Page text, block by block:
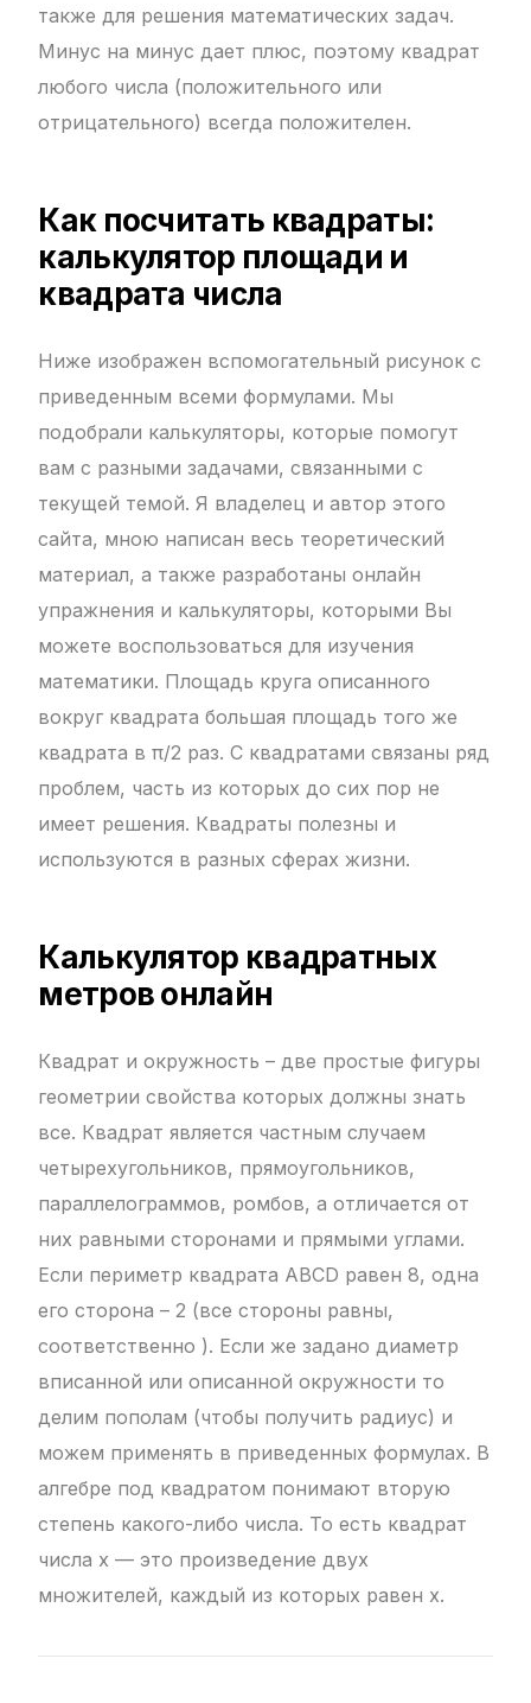
также для решения математических задач.
Минус на минус дает плюс, поэтому квадрат
любого числа (положительного или
отрицательного) всегда положителен.
Как посчитать квадраты:
калькулятор площади и
квадрата числа
Ниже изображен вспомогательный рисунок с
приведенным всеми формулами. Мы
подобрали калькуляторы, которые помогут
вам с разными задачами, связанными с
текущей темой. Я владелец и автор этого
сайта, мною написан весь теоретический
материал, а также разработаны онлайн
упражнения и калькуляторы, которыми Вы
можете воспользоваться для изучения
математики. Площадь круга описанного
вокруг квадрата большая площадь того же
квадрата в π/2 раз. С квадратами связаны ряд
проблем, часть из которых до сих пор не
имеет решения. Квадраты полезны и
используются в разных сферах жизни.
Калькулятор квадратных
метров онлайн
Квадрат и окружность – две простые фигуры
геометрии свойства которых должны знать
все. Квадрат является частным случаем
четырехугольников, прямоугольников,
параллелограммов, ромбов, а отличается от
них равными сторонами и прямыми углами.
Если периметр квадрата ABCD равен 8, одна
его сторона – 2 (все стороны равны,
соответственно ). Если же задано диаметр
вписанной или описанной окружности то
делим пополам (чтобы получить радиус) и
можем применять в приведенных формулах. В
алгебре под квадратом понимают вторую
степень какого-либо числа. То есть квадрат
числа x — это произведение двух
множителей, каждый из которых равен x.